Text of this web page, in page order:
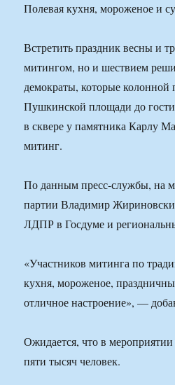
Полевая кухня, мороженое и
Встретить праздник весны и
митингом, но и шествием
демократы, которые колонной
Пушкинской площади до
в сквере у памятника Карлу
митинг.
По данным пресс-службы, на
партии Владимир
ЛДПР в Госдуме и
«Участников митинга по
кухня, мороженое,
отличное настроение», —
Ожидается, что в
пяти тысяч человек.